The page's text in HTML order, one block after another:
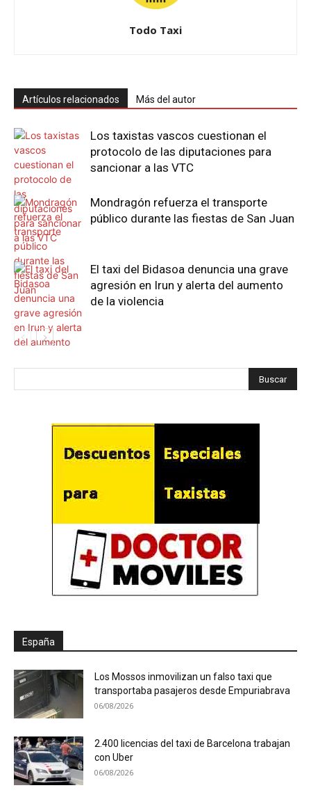
Todo Taxi
Artículos relacionados Más del autor
Los taxistas vascos cuestionan el
protocolo de las diputaciones para
sancionar a las VTC
Mondragón refuerza el transporte
público durante las fiestas de San Juan
El taxi del Bidasoa denuncia una grave
agresión en Irun y alerta del aumento
de la violencia
España
Los Mossos inmovilizan un falso taxi que
transportaba pasajeros desde Empuriabrava
06/08/2026
2.400 licencias del taxi de Barcelona trabajan
con Uber
06/08/2026